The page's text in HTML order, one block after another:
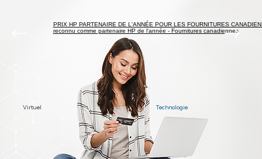
PRIX HP PARTENAIRE DE L'ANNÉE POUR LES FOURNITURES
reconnu comme partenaire HP de l'année - Fournitures canadiennes
Virtuel Technologie